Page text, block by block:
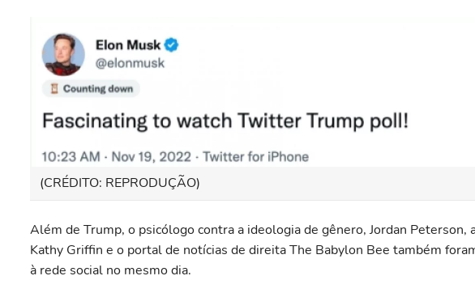
(CRÉDITO: REPRODUÇÃO)
Além de Trump, o psicólogo contra a ideologia de gênero, Jordan Peterson,
Kathy Griffin e o portal de notícias de direita The Babylon Bee também
à rede social no mesmo dia.